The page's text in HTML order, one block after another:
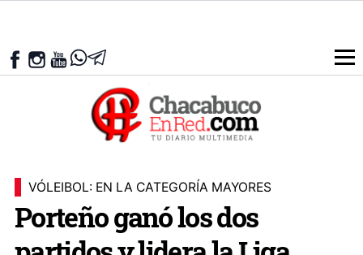
VÓLEIBOL: EN LA CATEGORÍA MAYORES
Porteño ganó los dos